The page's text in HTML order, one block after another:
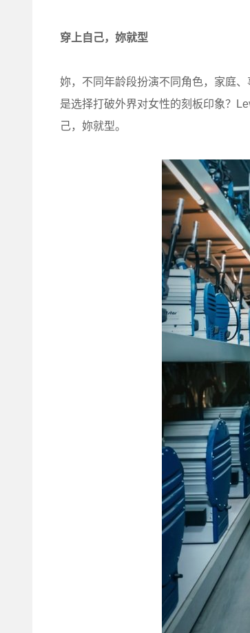
穿上自己，妳就型
妳，不同年龄段扮演不同角色，家庭
是选择打破外界对女性的刻板印象？
己，妳就型。